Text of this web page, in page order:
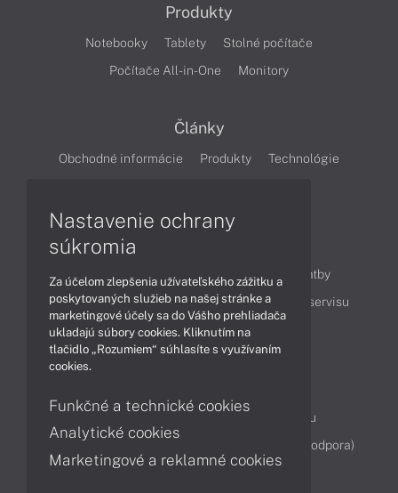
Produkty
Notebooky Tablety
Stolné počítače
Počítače All-in-One
Monitory
Články
Obchodné informácie Produkty
Technológie
Ako nakupovať
Možnosti doručenia a platby
Podpora a servis
Servisné služby Cenník servisu
Kontakty
Reklamácia tovaru
Diagnostiky online
TeamViewer (vzdialená podpora)
Nastavenie ochrany
súkromia
Za účelom zlepšenia užívateľského zážitku a
poskytovaných služieb na našej stránke a
marketingové účely sa do Vášho prehliadača
ukladajú súbory cookies. Kliknutím na
tlačidlo „Rozumiem“ súhlasíte s využívaním
cookies.
Funkčné a technické cookies
Analytické cookies
Marketingové a reklamné cookies